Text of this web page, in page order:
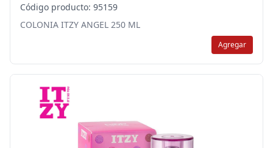
Código producto: 95159
COLONIA ITZY ANGEL 250 ML
Agregar